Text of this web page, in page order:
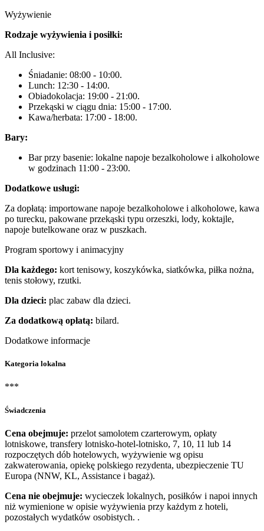
Wyżywienie
Rodzaje wyżywienia i posiłki:
All Inclusive:
Śniadanie: 08:00 - 10:00.
Lunch: 12:30 - 14:00.
Obiadokolacja: 19:00 - 21:00.
Przekąski w ciągu dnia: 15:00 - 17:00.
Kawa/herbata: 17:00 - 18:00.
Bary:
Bar przy basenie: lokalne napoje bezalkoholowe i alkoholowe
w godzinach 11:00 - 23:00.
Dodatkowe usługi:
Za dopłatą: importowane napoje bezalkoholowe i alkoholowe, kawa
po turecku, pakowane przekąski typu orzeszki, lody, koktajle,
napoje butelkowane oraz w puszkach.
Program sportowy i animacyjny
Dla każdego: kort tenisowy, koszykówka, siatkówka, piłka nożna,
tenis stołowy, rzutki.
Dla dzieci: plac zabaw dla dzieci.
Za dodatkową opłatą: bilard.
Dodatkowe informacje
Kategoria lokalna
***
Świadczenia
Cena obejmuje: przelot samolotem czarterowym, opłaty
lotniskowe, transfery lotnisko-hotel-lotnisko, 7, 10, 11 lub 14
rozpoczętych dób hotelowych, wyżywienie wg opisu
zakwaterowania, opiekę polskiego rezydenta, ubezpieczenie TU
Europa (NNW, KL, Assistance i bagaż).
Cena nie obejmuje: wycieczek lokalnych, posiłków i napoi innych
niż wymienione w opisie wyżywienia przy każdym z hoteli,
pozostałych wydatków osobistych. .